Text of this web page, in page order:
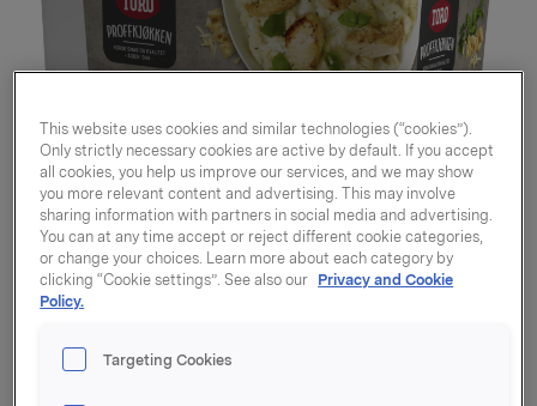
This website uses cookies and similar technologies (“cookies”).
Only strictly necessary cookies are active by default. If you accept
all cookies, you help us improve our services, and we may show
you more relevant content and advertising. This may involve
sharing information with partners in social media and advertising.
You can at any time accept or reject different cookie categories,
or change your choices. Learn more about each category by
clicking “Cookie settings”. See also our Privacy and Cookie
Policy.
Targeting Cookies